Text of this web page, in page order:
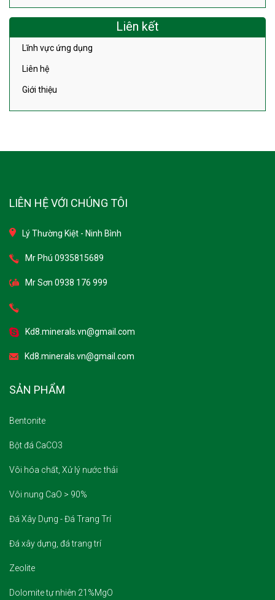
Liên kết
Liên hệ
Giới thiệu
Mr Phú 0935815689
Mr Sơn 0938 176 999
Kd8.minerals.vn@gmail.com
Bột đá CaCO3
Vôi hóa chất, Xử lý nước thải
Vôi nung CaO > 90%
Đá Xây Dựng - Đá Trang Trí
Đá xây dựng, đá trang trí
Zeolite
Dolomite tự nhiên 21%MgO
Sỏi Trang Trí